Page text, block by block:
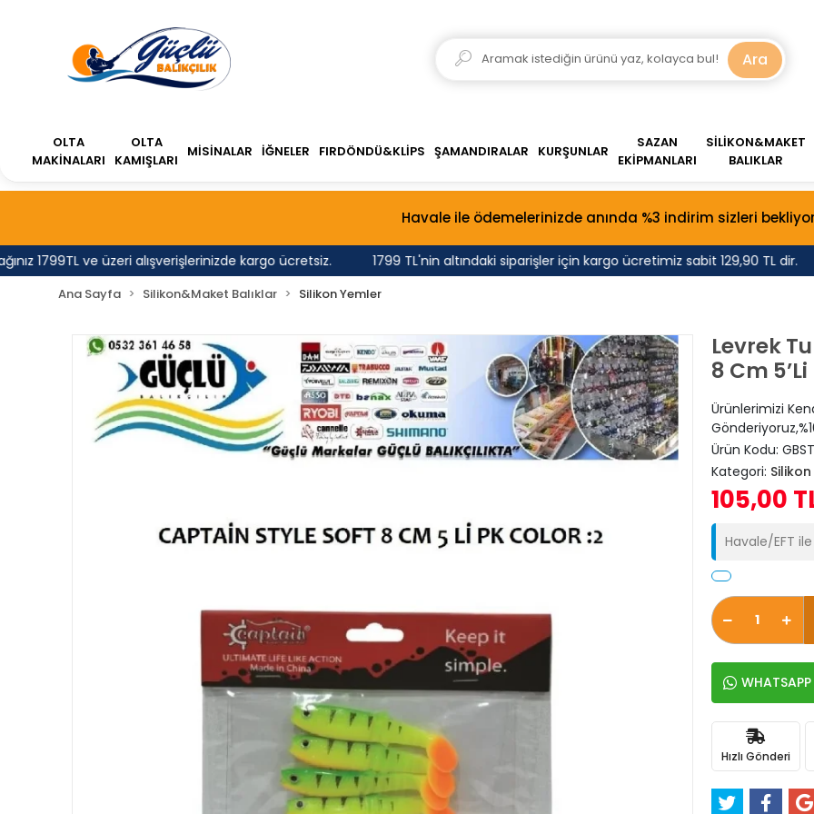
Havale ile ödemelerinizde anında %3 indirim sizleri
1799TL ve üzeri alışverişlerinizde kargo ücretsiz. 1799 TL'nin altındaki siparişler için kargo ücretimiz sabit 129,90 TL dir.
Ara
OLTA
MAKİNALARI
OLTA
KAMIŞLARI
MİSİNALAR İĞNELER FIRDÖNDÜ&KLİPS ŞAMANDIRALAR KURŞUNLAR
SAZAN
EKİPMANLARI
SİLİKON&MAKET
BALIKLAR
Ana Sayfa Silikon&Maket Balıklar Silikon Yemler
Levrek
8 Cm
Ürünlerimizi
Ürün Kodu:
Kategori:
105,00
Havale/EFT
WHATSAPP
Hızlı Gönderi